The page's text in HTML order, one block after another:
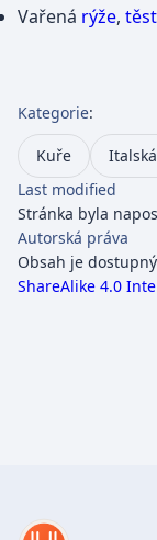
Vařená rýže,
Kategorie:
Kuře
Last modified
Stránka byla
Autorská práva
Obsah je
ShareAlike 4.0